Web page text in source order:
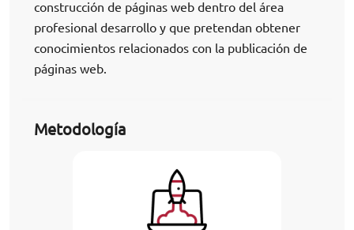
construcción de páginas web dentro del área
profesional desarrollo y que pretendan obtener
conocimientos relacionados con la publicación de
páginas web.
Metodología